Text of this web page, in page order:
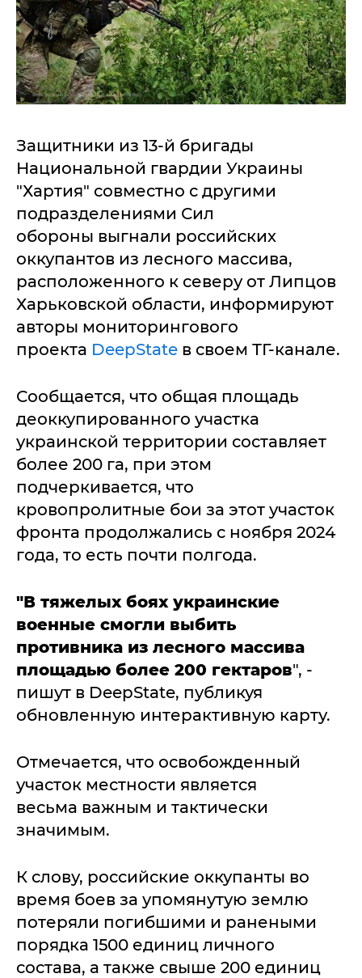
Защитники из 13-й бригады
Национальной гвардии Украины
"Хартия" совместно с другими
подразделениями Сил
обороны выгнали российских
оккупантов из лесного массива,
расположенного к северу от Липцов
Харьковской области, информируют
авторы мониторингового
проекта DeepState в своем ТГ-канале.
Сообщается, что общая площадь
деоккупированного участка
украинской территории составляет
более 200 га, при этом
подчеркивается, что
кровопролитные бои за этот участок
фронта продолжались с ноября 2024
года, то есть почти полгода.
"В тяжелых боях украинские
военные смогли выбить
противника из лесного массива
площадью более 200 гектаров", -
пишут в DeepState, публикуя
обновленную интерактивную карту.
Отмечается, что освобожденный
участок местности является
весьма важным и тактически
значимым.
К слову, российские оккупанты во
время боев за упомянутую землю
потеряли погибшими и ранеными
порядка 1500 единиц личного
состава, а также свыше 200 единиц